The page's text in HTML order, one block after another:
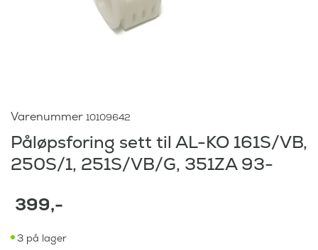
Varenummer 10109642
Påløpsforing sett til AL-KO 161S/VB,
250S/1, 251S/VB/G, 351ZA 93-
399,-
3 på lager